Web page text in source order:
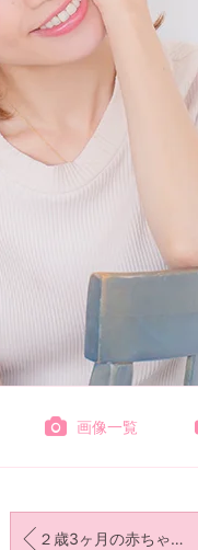
画像一覧
２歳3ヶ月の赤ちゃんがえり。